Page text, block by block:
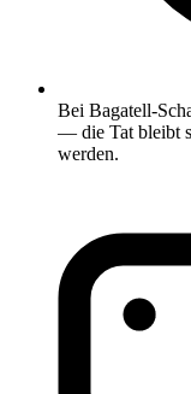
Bei Bagatell-
— die Tat bleibt
werden.